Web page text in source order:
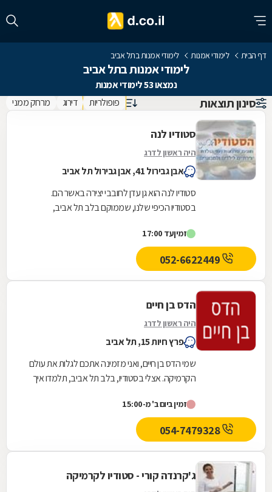
דף הבית לימודי אמנות לימודי אמנות בתל אביב
לימודי אמנות בתל אביב
נמצאו 53 לימודי אמנות
סינון תוצאות פופולריות דירוג מרחק ממני
סטודיו לנה
היה ראשון לדרג
אבן גבירול 41, אבן גבירול תל אביב
סטודיו לנה הוא גן עדן לחובבי יצירה באשר הם.
בסטודיו הכיפי שלנו, שממוקם בלב תל אביב,
קטנות...
זמיןעד 17:00
הדס בן חיים
היה ראשון לדרג
פרץ חיות 15, תל אביב
שמי הדס בן חיים, ואני מזמינה אתכם לגלות את עולם
הקרמיקה. אצלי בסטודיו, בלב תל אביב, תלמדו איך
זמין ביום ב' מ-15:00
054-7479328
ג'קרנדה קורי - סטודיו לקרמיקה